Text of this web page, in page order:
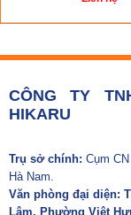
CÔNG TY
HIKARU
Trụ sở chính: Cụm
Hà Nam.
Văn phòng đại diện:
Lâm, Phường Việt